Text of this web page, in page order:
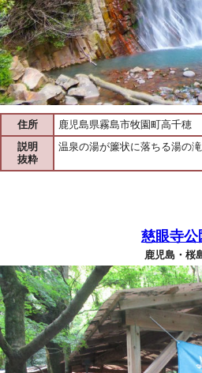
住所
鹿児島県霧島市牧園町高千穂
説明
抜粋
温泉の湯が簾状に落ちる湯の
慈眼寺公
鹿児島・桜